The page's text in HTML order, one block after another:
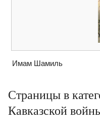
Имам Шамиль
Страницы в
Кавказской